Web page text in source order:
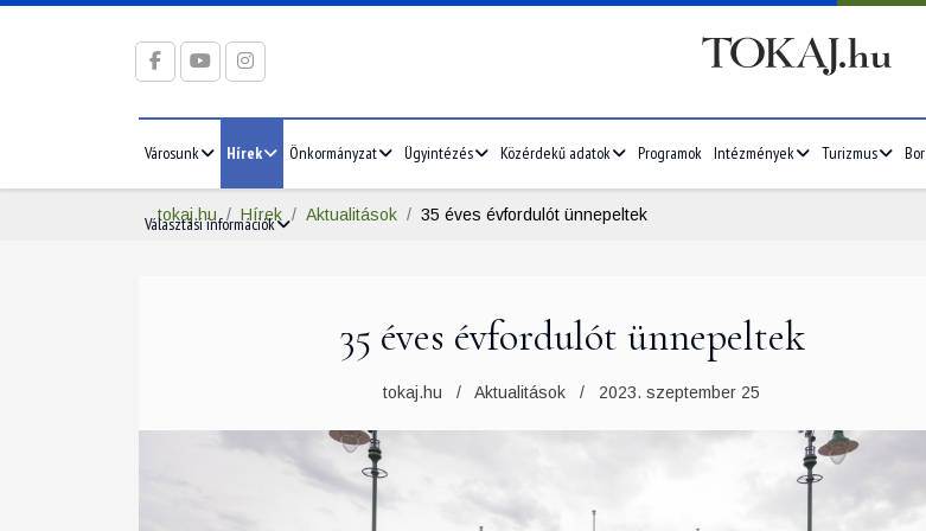
Városunk Hírek Önkormányzat Ügyintézés Közérdekű adatok Programok Intézmények Turizmus Bor
Választási információk
tokaj.hu Hírek Aktualitások 35 éves évfordulót ünnepeltek
35 éves évfordulót ünnepeltek
tokaj.hu Aktualitások 2023. szeptember 25